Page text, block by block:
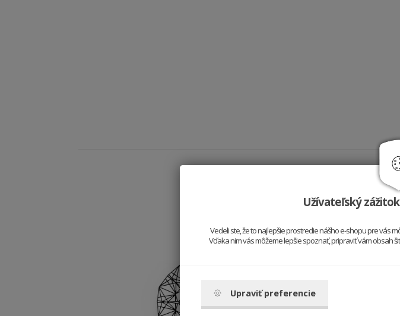
Hodí
Užívateľský
Vedeli ste, že to najlepšie prostredie nášho e-shopu pre vás
Vďaka nim vás môžeme lepšie spoznať, pripraviť vám obsah
Upraviť preferencie